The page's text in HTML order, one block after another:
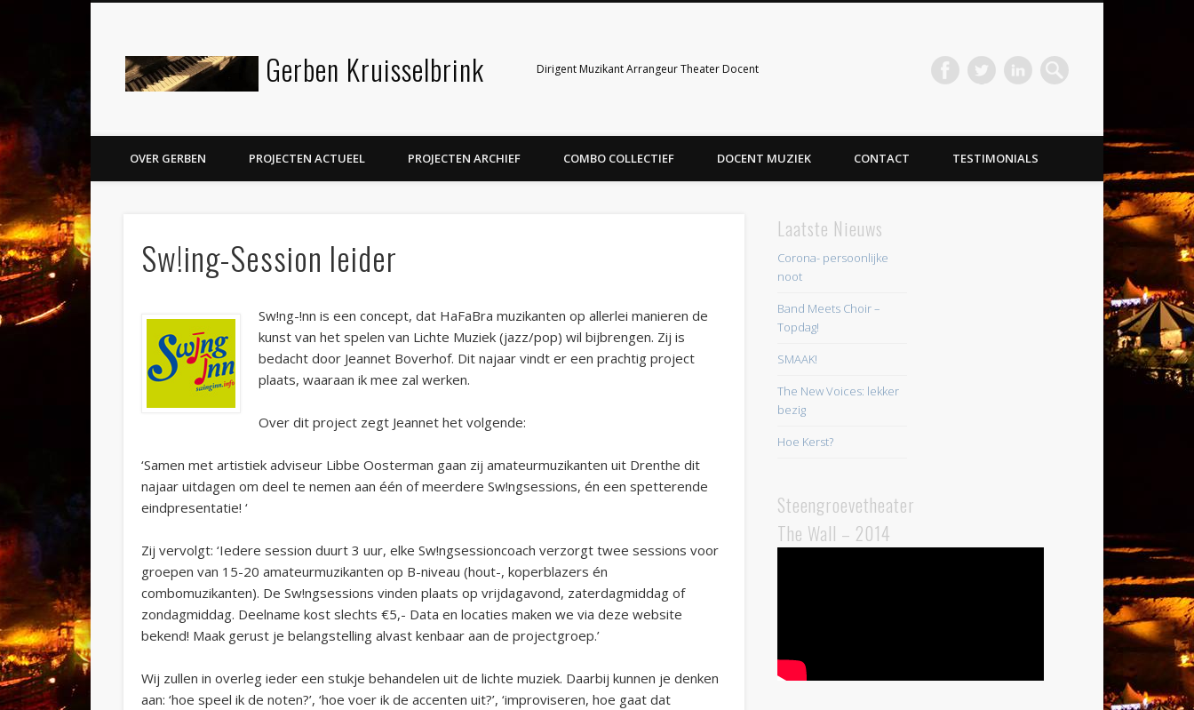
Gerben Kruisselbrink Dirigent Muzikant Arrangeur Theater Docent
LinkedIn
OVER GERBEN PROJECTEN ACTUEEL PROJECTEN ARCHIEF COMBO COLLECTIEF DOCENT MUZIEK CONTACT TESTIMONIALS
Sw!ing-Session leider
Sw!ng-!nn is een concept, dat HaFaBra muzikanten op allerlei manieren de
kunst van het spelen van Lichte Muziek (jazz/pop) wil bijbrengen. Zij is
bedacht door Jeannet Boverhof. Dit najaar vindt er een prachtig project
plaats, waaraan ik mee zal werken.
Over dit project zegt Jeannet het volgende:
‘Samen met artistiek adviseur Libbe Oosterman gaan zij amateurmuzikanten uit Drenthe dit
najaar uitdagen om deel te nemen aan één of meerdere Sw!ngsessions, én een spetterende
eindpresentatie! ‘
Zij vervolgt: ‘Iedere session duurt 3 uur, elke Sw!ngsessioncoach verzorgt twee sessions voor
groepen van 15-20 amateurmuzikanten op B-niveau (hout-, koperblazers én
combomuzikanten). De Sw!ngsessions vinden plaats op vrijdagavond, zaterdagmiddag of
zondagmiddag. Deelname kost slechts €5,- Data en locaties maken we via deze website
bekend! Maak gerust je belangstelling alvast kenbaar aan de projectgroep.’
Wij zullen in overleg ieder een stukje behandelen uit de lichte muziek. Daarbij kunnen je denken
aan: ‘hoe speel ik de noten?’, ‘hoe voer ik de accenten uit?’, ‘improviseren, hoe gaat dat
Laatste Nieuws
Corona- persoonlijke
noot
Band Meets Choir –
Topdag!
SMAAK!
The New Voices: lekker
bezig
Hoe Kerst?
Steengroevetheater
The Wall – 2014